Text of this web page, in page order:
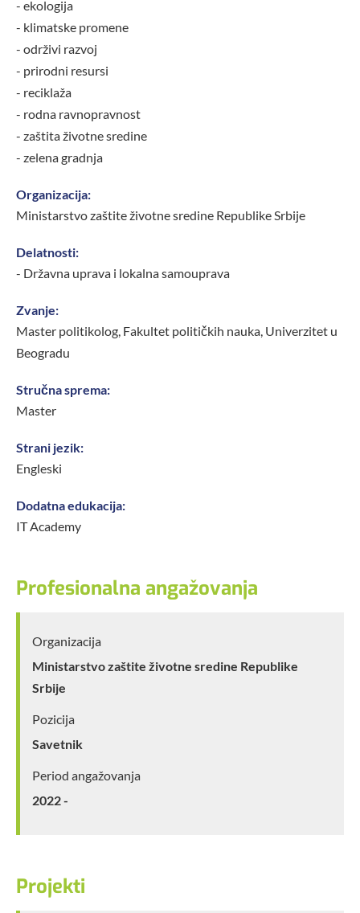
- ekologija
- klimatske promene
- održivi razvoj
- prirodni resursi
- reciklaža
- rodna ravnopravnost
- zaštita životne sredine
- zelena gradnja
Organizacija:
Ministarstvo zaštite životne sredine Republike Srbije
Delatnosti:
- Državna uprava i lokalna samouprava
Zvanje:
Master politikolog, Fakultet političkih nauka, Univerzitet u
Beogradu
Stručna sprema:
Master
Strani jezik:
Engleski
Dodatna edukacija:
IT Academy
Profesionalna angažovanja
Organizacija
Ministarstvo zaštite životne sredine Republike
Srbije
Pozicija
Savetnik
Period angažovanja
2022 -
Projekti